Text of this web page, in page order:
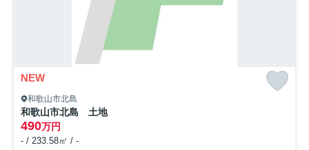
NEW
和歌山市北島
和歌山市北島 土地
490万円
- / 233.58㎡ / -